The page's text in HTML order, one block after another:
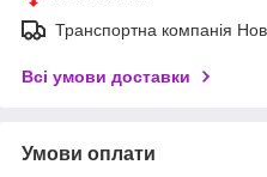
Транспортна компанія
Всі умови доставки
Умови оплати